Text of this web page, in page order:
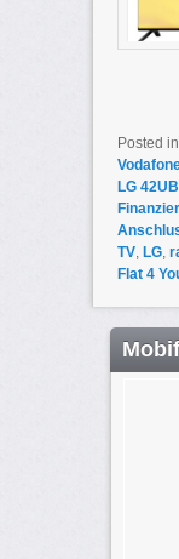
Posted in
LG
TV, LG,
Flat 4